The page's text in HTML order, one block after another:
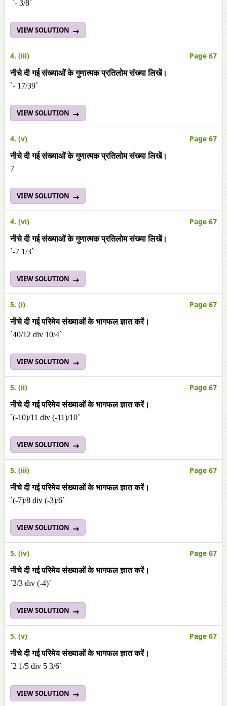
`- 3/8`
VIEW SOLUTION
4. (iii) Page 67
नीचे दी गई संख्याओं के गुणात्मक प्रतिलोम संख्या लिखें।
`- 17/39`
VIEW SOLUTION
4. (v) Page 67
नीचे दी गई संख्याओं के गुणात्मक प्रतिलोम संख्या लिखें।
7
VIEW SOLUTION
4. (vi) Page 67
नीचे दी गई संख्याओं के गुणात्मक प्रतिलोम संख्या लिखें।
`-7 1/3`
VIEW SOLUTION
5. (i) Page 67
नीचे दी गई परिमेय संख्याओं के भागफल ज्ञात करें।
`40/12 div 10/4`
VIEW SOLUTION
5. (ii) Page 67
नीचे दी गई परिमेय संख्याओं के भागफल ज्ञात करें।
`(-10)/11 div (-11)/10`
VIEW SOLUTION
5. (iii) Page 67
नीचे दी गई परिमेय संख्याओं के भागफल ज्ञात करें।
`(-7)/8 div (-3)/6`
VIEW SOLUTION
5. (iv) Page 67
नीचे दी गई परिमेय संख्याओं के भागफल ज्ञात करें।
`2/3 div (-4)`
VIEW SOLUTION
5. (v) Page 67
नीचे दी गई परिमेय संख्याओं के भागफल ज्ञात करें।
`2 1/5 div 5 3/6`
VIEW SOLUTION